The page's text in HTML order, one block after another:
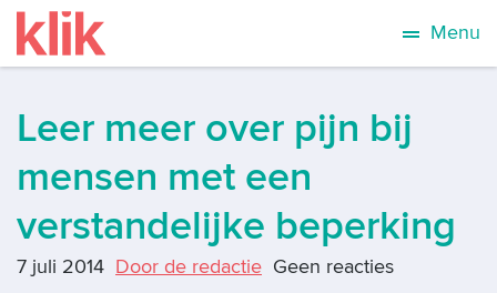
Menu
Leer meer over pijn bij
mensen met een
verstandelijke beperking
7 juli 2014 Door de redactie Geen reacties